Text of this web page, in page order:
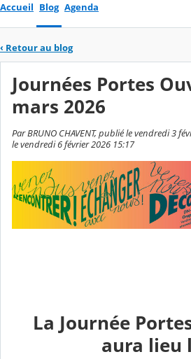
Accueil Blog Agenda
‹ Retour au blog
Journées Portes
mars 2026
Par BRUNO CHAVENT, publié le vendredi 3
le vendredi 6 février 2026 15:17
La Journée
aura lieu